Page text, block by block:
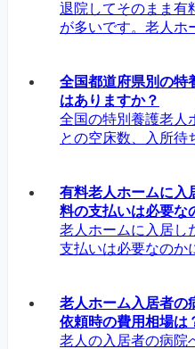
退院してそのまま有
が多いです。老人ホ
全国都道府県別の特
はありますか？
全国の特別養護老人
との空床数、入所待
有料老人ホームに入
料の支払いは必要な
老人ホームに入居し
支払いは必要なのか
老人ホーム入居者の
依頼時の費用相場は
老人の入居者の病院